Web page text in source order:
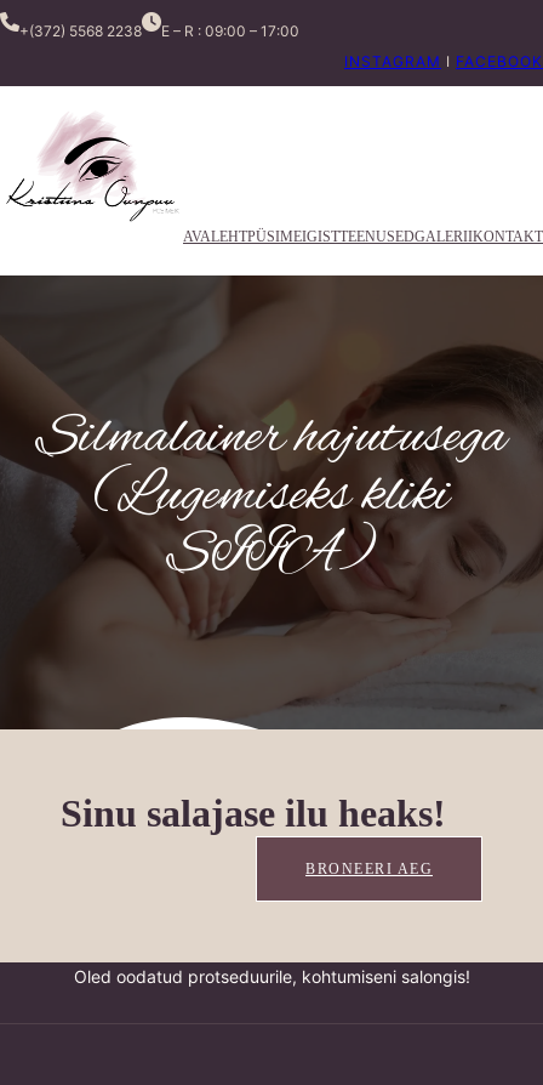
+(372) 5568 2238
E – R : 09:00 – 17:00
INSTAGRAM I FACEBOOK
AVALEHTPÜSIMEIGISTTEENUSEDGALERIIKONTAKT
Silmalainer hajutusega
(Lugemiseks kliki
SIIA)
Sinu salajase ilu heaks!
BRONEERI AEG
Oled oodatud protseduurile, kohtumiseni salongis!